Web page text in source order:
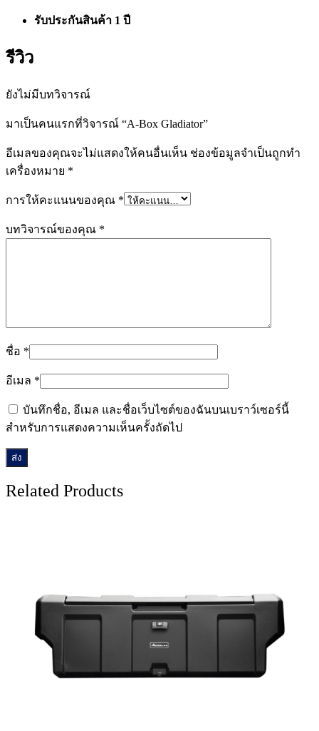
รับประกันสินค้า 1 ปี
รีวิว
ยังไม่มีบทวิจารณ์
มาเป็นคนแรกที่วิจารณ์ “A-Box Gladiator”
อีเมลของคุณจะไม่แสดงให้คนอื่นเห็น ช่องข้อมูลจำเป็นถูกทำ
เครื่องหมาย *
การให้คะแนนของคุณ *
บทวิจารณ์ของคุณ *
ชื่อ *
อีเมล *
บันทึกชื่อ, อีเมล และชื่อเว็บไซต์ของฉันบนเบราว์เซอร์นี้
สำหรับการแสดงความเห็นครั้งถัดไป
Related Products